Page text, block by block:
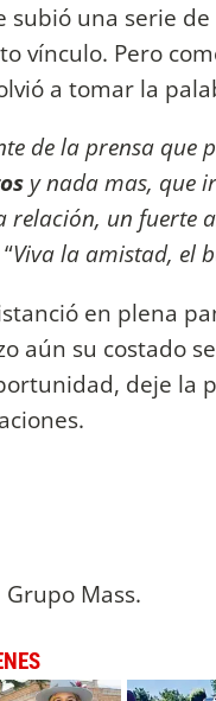
subió una serie
vínculo. Pero
a tomar la
de la prensa que
y nada mas, que
relación, un fuerte
Viva la amistad, el
en plena
aún su costado
deje la
Mass.